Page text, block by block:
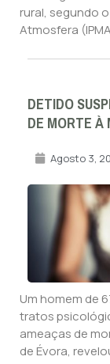
rural, segundo
Atmosfera
DETIDO
DE MORTE À
Agosto 3,
Um homem de
tratos
ameaças de
de Évora,